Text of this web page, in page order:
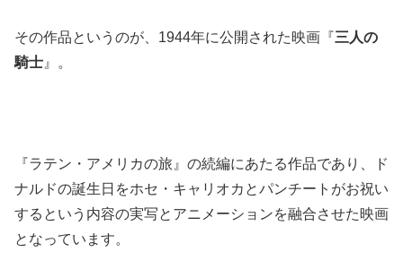
その作品というのが、1944年に公開された映画『三人の
騎士 』。
『ラテン・アメリカの旅』の続編にあたる作品であり、ド
ナルドの誕生日をホセ・キャリオカとパンチートがお祝い
するという内容の実写とアニメーションを融合させた映画
となっています。